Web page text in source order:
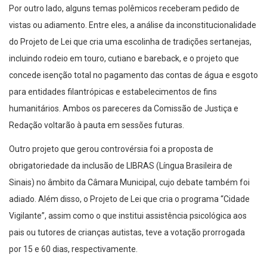
Por outro lado, alguns temas polêmicos receberam pedido de
vistas ou adiamento. Entre eles, a análise da inconstitucionalidade
do Projeto de Lei que cria uma escolinha de tradições sertanejas,
incluindo rodeio em touro, cutiano e bareback, e o projeto que
concede isenção total no pagamento das contas de água e esgoto
para entidades filantrópicas e estabelecimentos de fins
humanitários. Ambos os pareceres da Comissão de Justiça e
Redação voltarão à pauta em sessões futuras.
Outro projeto que gerou controvérsia foi a proposta de
obrigatoriedade da inclusão de LIBRAS (Língua Brasileira de
Sinais) no âmbito da Câmara Municipal, cujo debate também foi
adiado. Além disso, o Projeto de Lei que cria o programa “Cidade
Vigilante”, assim como o que institui assistência psicológica aos
pais ou tutores de crianças autistas, teve a votação prorrogada
por 15 e 60 dias, respectivamente.